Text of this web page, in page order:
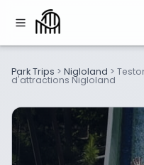
Park Trips > Nigloland >
d'attractions Nigloland